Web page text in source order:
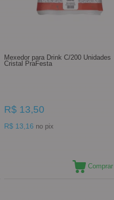
Mexedor para Drink C/200 Unidades
Cristal PraFesta
R$ 13,50
R$ 13,16 no pix
Comprar